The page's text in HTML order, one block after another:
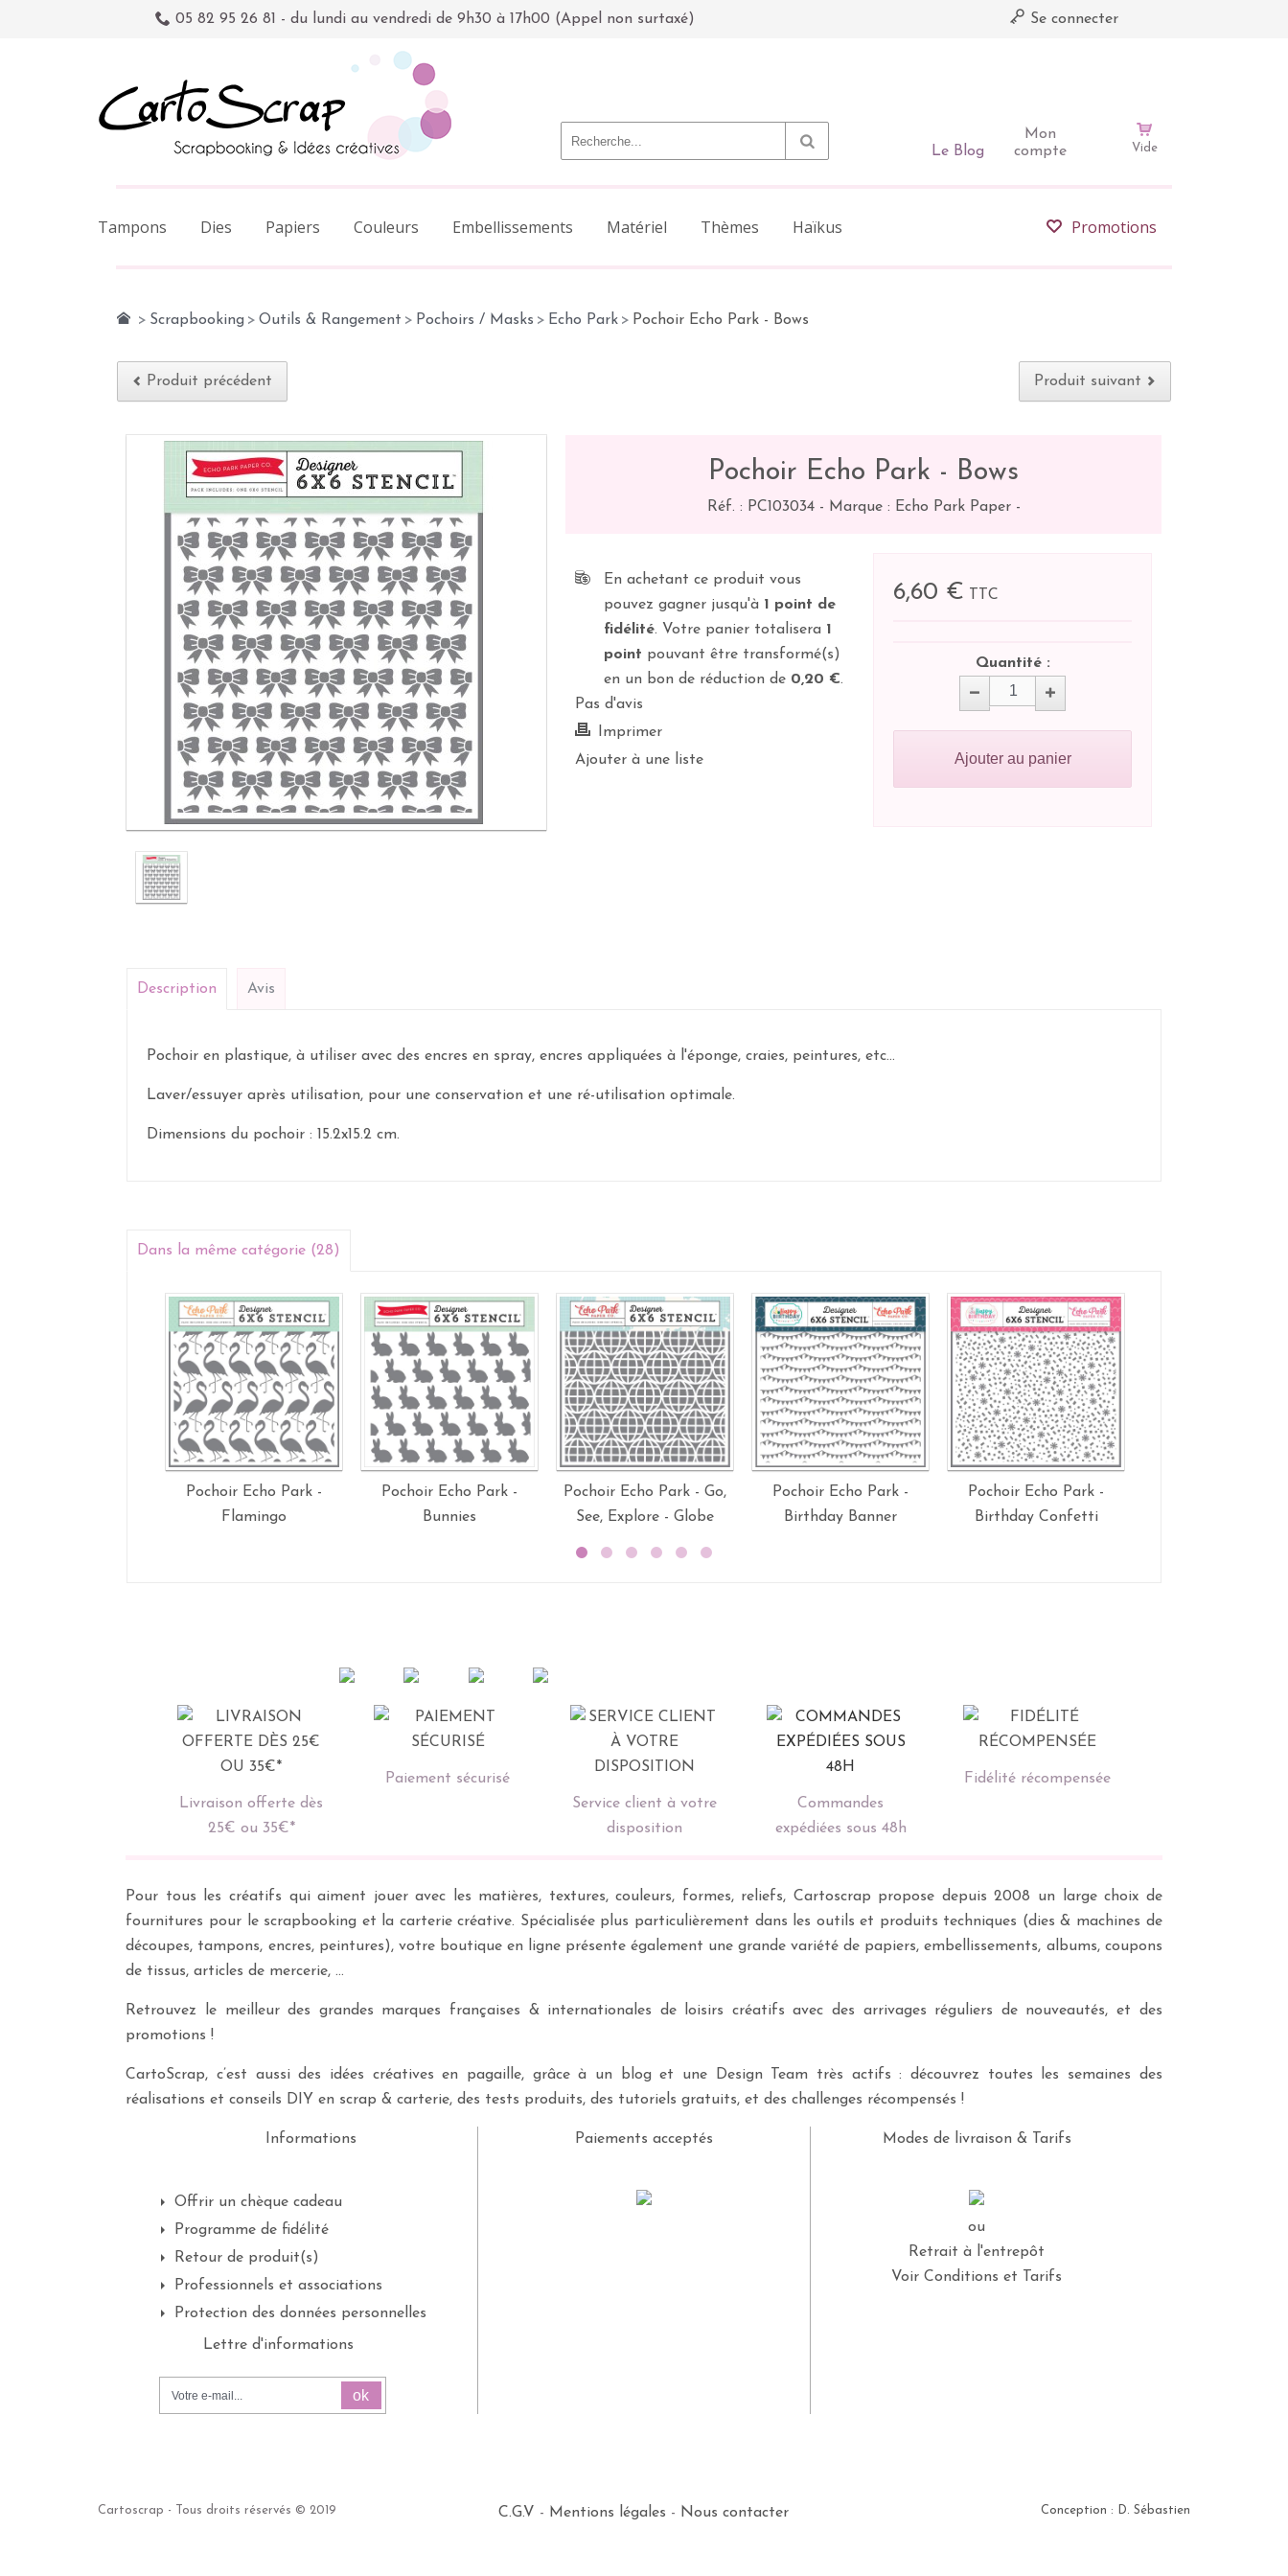
05 82 95 26 81 - du lundi au vendredi de 9h30 à 17h00 (Appel non surtaxé) Se connecter
Mon
compte
Le Blog Vide
Tampons Dies Papiers Couleurs Embellissements Matériel Thèmes Promotions
Haïkus
> Scrapbooking > Outils & Rangement > Pochoirs / Masks > Echo Park > Pochoir Echo Park - Bows
Produit précédent Produit suivant
Pochoir Echo Park - Bows
Réf. : PC103034- Marque : Echo Park Paper -
En achetant ce produit vous
pouvez gagner jusqu'à 1
point de
fidélité. Votre panier totalisera 1
point pouvant être transformé(s)
en un bon de réduction de 0,20 €.
Pas d'avis
Imprimer
Ajouter à une liste
6,60 € TTC
Quantité :
Ajouter au panier
Description Avis
Pochoir en plastique, à utiliser avec des encres en spray, encres appliquées à l'éponge, craies, peintures, etc...
Laver/essuyer après utilisation, pour une conservation et une ré-utilisation optimale.
Dimensions du pochoir : 15.2x15.2 cm.
Dans la même catégorie (28)
Pochoir Echo Park -
Flamingo
Pochoir Echo Park -
Bunnies
Pochoir Echo Park - Go,
See, Explore - Globe
Pochoir Echo Park -
Birthday Banner
Pochoir Echo Park -
Birthday Confetti
Livraison offerte dès
25€ ou 35€*
Paiement sécurisé
Service client à votre
disposition
Commandes
expédiées sous 48h
Fidélité récompensée
Pour tous les créatifs qui aiment jouer avec les matières, textures, couleurs, formes, reliefs, Cartoscrap propose depuis 2008 un large choix de
fournitures pour le scrapbooking et la carterie créative. Spécialisée plus particulièrement dans les outils et produits techniques (dies & machines de
découpes, tampons, encres, peintures), votre boutique en ligne présente également une grande variété de papiers, embellissements, albums, coupons
de tissus, articles de mercerie, …
Retrouvez le meilleur des grandes marques françaises & internationales de loisirs créatifs avec des arrivages réguliers de nouveautés, et des
promotions !
CartoScrap, c’est aussi des idées créatives en pagaille, grâce à un blog et une Design Team très actifs : découvrez toutes les semaines des
réalisations et conseils DIY en scrap & carterie, des tests produits, des tutoriels gratuits, et des challenges récompensés !
Informations
Offrir un chèque cadeau
Programme de fidélité
Retour de produit(s)
Professionnels et associations
Protection des données personnelles
Paiements acceptés Modes de livraison & Tarifs
ou
Retrait à l'entrepôt
Voir Conditions et Tarifs
Lettre d'informations
ok
Cartoscrap - Tous droits réservés © 2019 C.G.V - Mentions légales - Nous contacter Conception : D. Sébastien